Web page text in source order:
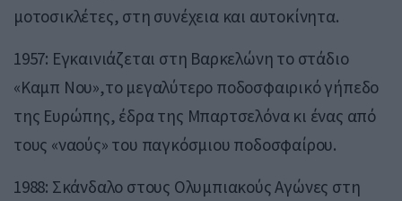
μοτοσικλέτες, στη συνέχεια και αυτοκίνητα.
1957: Εγκαινιάζεται στη Βαρκελώνη το στάδιο
«Καμπ Νου»,το μεγαλύτερο ποδοσφαιρικό γήπεδο
της Ευρώπης, έδρα της Μπαρτσελόνα κι ένας από
τους «ναούς» του παγκόσμιου ποδοσφαίρου.
1988: Σκάνδαλο στους Ολυμπιακούς Αγώνες στη